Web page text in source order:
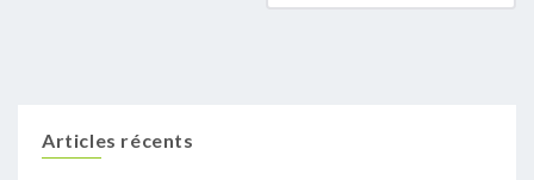
Articles récents